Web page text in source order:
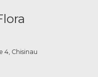
4, Chisinau